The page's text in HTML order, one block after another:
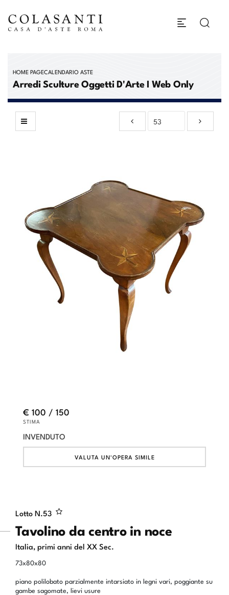
HOME PAGECALENDARIO ASTE
Arredi Sculture Oggetti D'Arte I Web Only
Lotto N.53
Tavolino da centro in noce
Italia, primi anni del XX Sec.
73x80x80
piano polilobato parzialmente intarsiato in legni vari, poggiante su
gambe sagomate, lievi usure
€ 100 / 150
STIMA
INVENDUTO
VALUTA UN'OPERA SIMILE